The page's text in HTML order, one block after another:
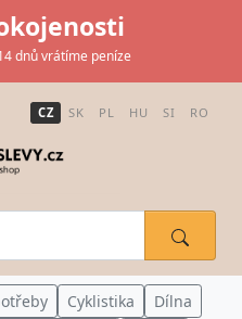
dnů vrátíme peníze
CZ SK PL HU SI RO
Cyklistika
Dílna